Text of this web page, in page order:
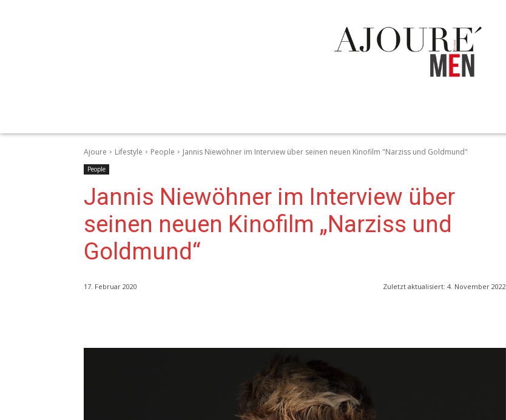
Ajoure Lifestyle People Jannis Niewöhner im Interview über seinen neuen Kinofilm "Narziss und Goldmund"
People
Jannis Niewöhner im Interview über
seinen neuen Kinofilm „Narziss und
Goldmund“
17. Februar 2020 Zuletzt aktualisiert: 4. November 2022